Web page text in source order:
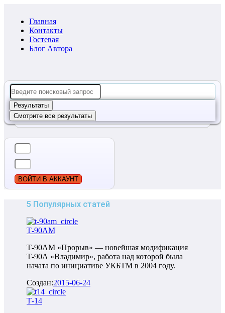
Главная
Контакты
Гостевая
Блог Автора
Search
...
Результаты
Смотрите все результаты
ВОЙТИ В АККАУНТ
5 Популярных статей
Т-90АМ
Т-90АМ «Прорыв» — новейшая модификация
Т-90А «Владимир», работа над которой была
начата по инициативе УКБТМ в 2004 году.
Создан:2015-06-24
Т-14